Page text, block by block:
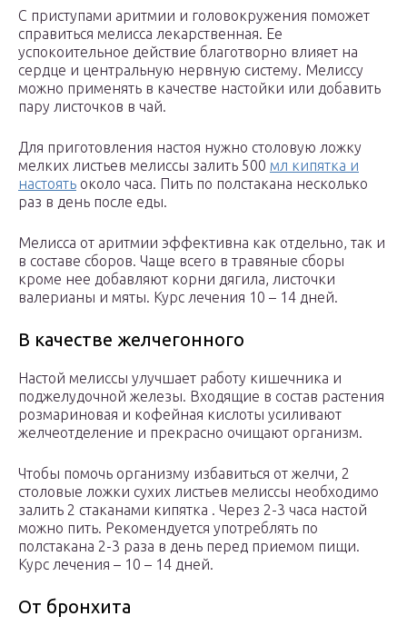
С приступами аритмии и головокружения поможет
справиться мелисса лекарственная. Ее
успокоительное действие благотворно влияет на
сердце и центральную нервную систему. Мелиссу
можно применять в качестве настойки или добавить
пару листочков в чай.
Для приготовления настоя нужно столовую ложку
мелких листьев мелиссы залить 500 мл кипятка и
настоять около часа. Пить по полстакана несколько
раз в день после еды.
Мелисса от аритмии эффективна как отдельно, так и
в составе сборов. Чаще всего в травяные сборы
кроме нее добавляют корни дягила, листочки
валерианы и мяты. Курс лечения 10 – 14 дней.
В качестве желчегонного
Настой мелиссы улучшает работу кишечника и
поджелудочной железы. Входящие в состав растения
розмариновая и кофейная кислоты усиливают
желчеотделение и прекрасно очищают организм.
Чтобы помочь организму избавиться от желчи, 2
столовые ложки сухих листьев мелиссы необходимо
залить 2 стаканами кипятка . Через 2-3 часа настой
можно пить. Рекомендуется употреблять по
полстакана 2-3 раза в день перед приемом пищи.
Курс лечения – 10 – 14 дней.
От бронхита